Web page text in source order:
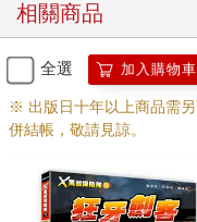
相關商品
全選 加入購物車
※ 出版日十年以上商品需
併結帳，敬請見諒。